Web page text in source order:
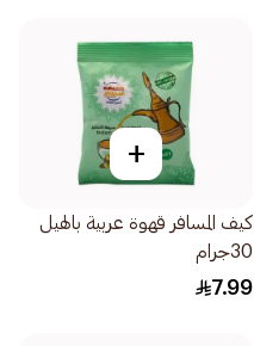
+
كيف المسافر قهوة عربية بالهيل
30جرام
7.99